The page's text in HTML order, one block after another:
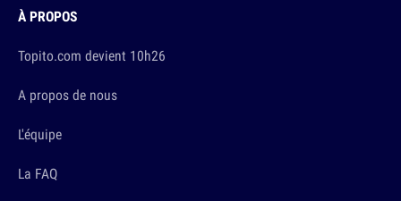
À PROPOS
Topito.com devient 10h26
A propos de nous
L'équipe
La FAQ